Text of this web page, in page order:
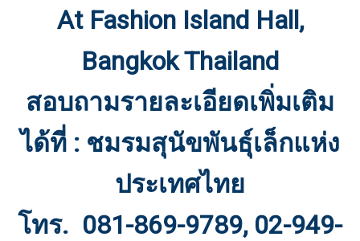
At Fashion Island Hall,
Bangkok Thailand
สอบถามรายละเอียดเพิ่มเติม
ได้ที่ : ชมรมสุนัขพันธุ์เล็กแห่ง
ประเทศไทย
โทร. 081-869-9789, 02-949-